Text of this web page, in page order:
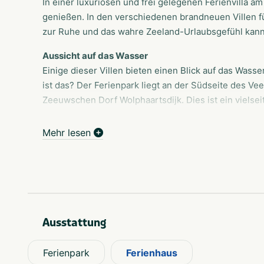
genießen. In den verschiedenen brandneuen Villen
zur Ruhe und das wahre Zeeland-Urlaubsgefühl
Aussicht auf das Wasser
Einige dieser Villen bieten einen Blick auf das
ist das? Der Ferienpark liegt an der Südseite des
Zeeuwschen Dorf Wolphaartsdijk. Dies ist ein
grünen Ufer oder machen Sie einen herrlichen
Eine Flasche Weißwein aus dem Weinklimaschrank
Zeeland zu Ihren Füßen
Mehr lesen
Ausstattung
Ferienpark Ferienhaus